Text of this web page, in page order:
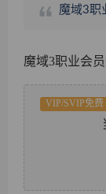
魔域3职
魔域3职业会
VIP/SVIP免费